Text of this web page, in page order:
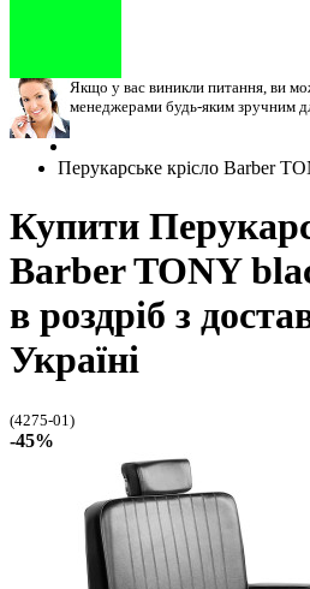
Якщо у вас виникли питання, ви
менеджерами будь-яким зручним
Перукарське крісло Barber
Купити
Barber TONY
в роздріб з
Україні
(4275-01)
-45%